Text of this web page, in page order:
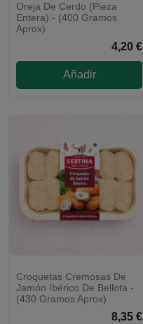
Oreja De Cerdo (pieza
Entera) - (400 Gramos
Aprox)
4,20 €
Añadir
Croquetas Cremosas De
Jamón Ibérico De Bellota -
(430 Gramos Aprox)
8,35 €